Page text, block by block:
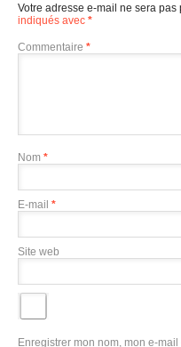
Votre adresse e-mail ne sera pas
indiqués avec *
Commentaire *
Nom *
E-mail *
Site web
Enregistrer mon nom, mon e-